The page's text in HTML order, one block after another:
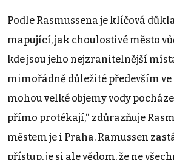
Podle Rasmussena je klíčová
mapující, jak choulostivé město
kde jsou jeho nejzranitelnější
mimořádně důležité především ve
mohou velké objemy vody
přímo protékají,“ zdůrazňuje
městem je i Praha. Ramussen
přístup, je si ale vědom, že ne